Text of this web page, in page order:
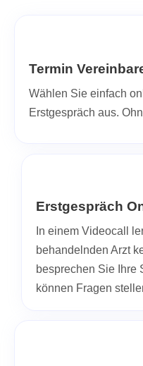
Termin
Wählen Sie einfach
Erstgespräch aus.
Erstgespräch
In einem Videocall
behandelnden Arzt
besprechen Sie Ihre
können Fragen